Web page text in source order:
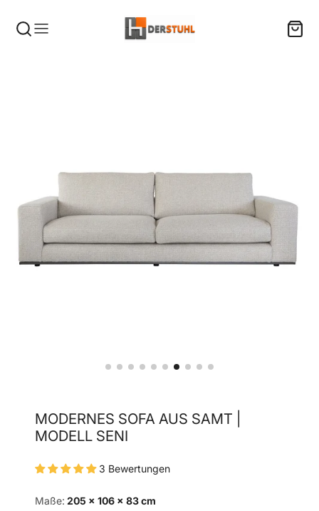
MODERNES SOFA AUS SAMT |
MODELL SENI
3 Bewertungen
Maße: 205 x 106 x 83 cm